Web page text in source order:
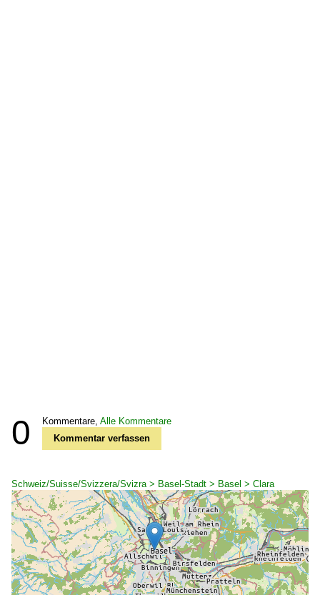
0 Kommentare, Alle Kommentare
Kommentar verfassen
Schweiz/Suisse/Svizzera/Svizra > Basel-Stadt > Basel > Clara